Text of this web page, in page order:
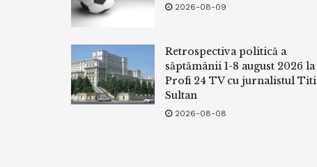
2026-08-09
Retrospectiva politică a
săptămânii 1-8 august 2026 la
Profi 24 TV cu jurnalistul Titi
Sultan
2026-08-08